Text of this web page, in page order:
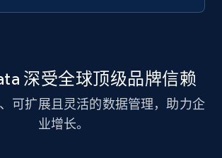
- Discover new posts
深受全球顶级品牌信赖
可扩展且灵活的数据管理，助力企
业增长。